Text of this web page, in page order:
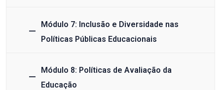
Módulo 7: Inclusão e Diversidade nas
Políticas Públicas Educacionais
Módulo 8: Políticas de Avaliação da
Educação